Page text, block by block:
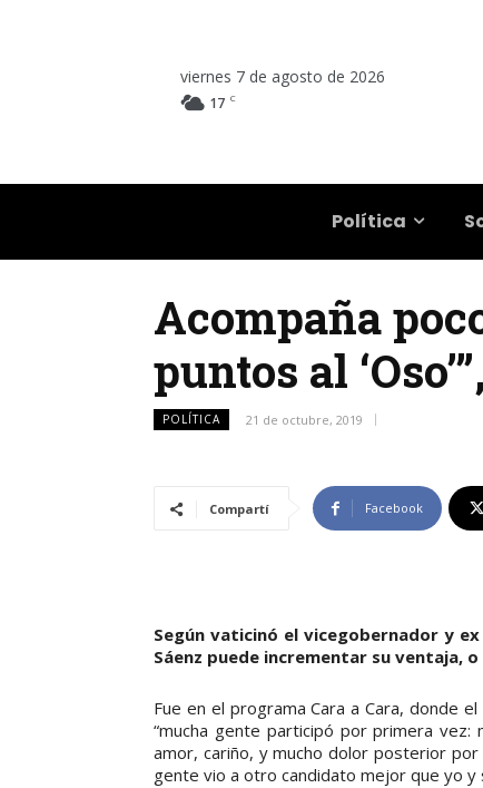
viernes 7 de agosto de 2026
17 C
Política
Acompaña
puntos al
POLÍTICA 21 de octubre, 2019
Compartí Facebook
Según vaticinó el vicegobernador y
Sáenz puede incrementar su ventaja,
Fue en el programa Cara a Cara, donde
“mucha gente participó por primera vez:
amor, cariño, y mucho dolor posterior
gente vio a otro candidato mejor que yo